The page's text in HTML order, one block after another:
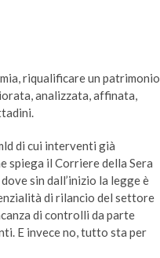
riqualificare un patrimonio
analizzata, affinata,
di cui interventi già
spiega il Corriere della Sera
sin dall’inizio la legge è
di rilancio del settore
di controlli da parte
E invece no, tutto sta per